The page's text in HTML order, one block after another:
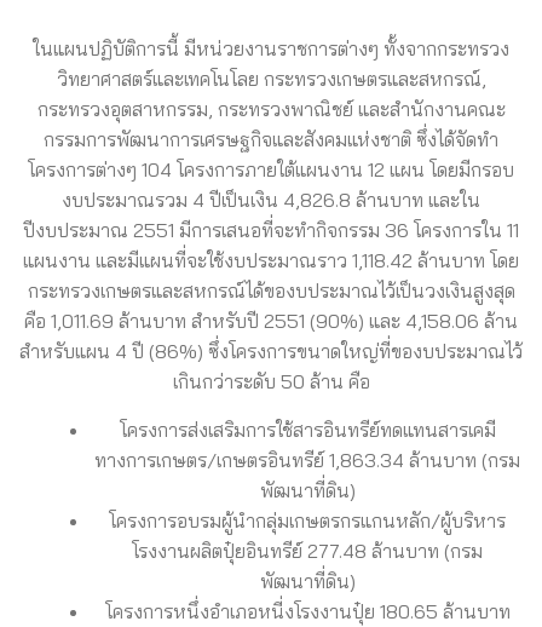
ในแผนปฏิบัติการนี้ มีหน่วยงานราชการต่างๆ ทั้งจากกระทรวง
วิทยาศาสตร์และเทคโนโลย กระทรวงเกษตรและสหกรณ์,
กระทรวงอุตสาหกรรม, กระทรวงพาณิชย์ และสำนักงานคณะ
กรรมการพัฒนาการเศรษฐกิจและสังคมแห่งชาติ ซึ่งได้จัดทำ
โครงการต่างๆ 104 โครงการภายใต้แผนงาน 12 แผน โดยมีกรอบ
งบประมาณรวม 4 ปีเป็นเงิน 4,826.8 ล้านบาท และใน
ปีงบประมาณ 2551 มีการเสนอที่จะทำกิจกรรม 36 โครงการใน 11
แผนงาน และมีแผนที่จะใช้งบประมาณราว 1,118.42 ล้านบาท โดย
กระทรวงเกษตรและสหกรณ์ได้ของบประมาณไว้เป็นวงเงินสูงสุด
คือ 1,011.69 ล้านบาท สำหรับปี 2551 (90%) และ 4,158.06 ล้าน
สำหรับแผน 4 ปี (86%) ซึ่งโครงการขนาดใหญ่ที่ของบประมาณไว้
เกินกว่าระดับ 50 ล้าน คือ
โครงการส่งเสริมการใช้สารอินทรีย์ทดแทนสารเคมี
ทางการเกษตร/เกษตรอินทรีย์ 1,863.34 ล้านบาท (กรม
พัฒนาที่ดิน)
โครงการอบรมผู้นำกลุ่มเกษตรกรแกนหลัก/ผู้บริหาร
โรงงานผลิตปุ๋ยอินทรีย์ 277.48 ล้านบาท (กรม
พัฒนาที่ดิน)
โครงการหนึ่งอำเภอหนี่งโรงงานปุ๋ย 180.65 ล้านบาท